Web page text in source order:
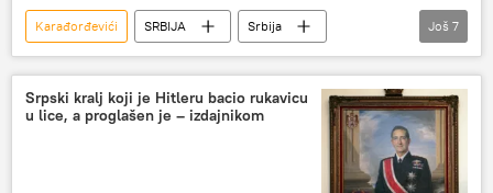
Karađorđevići SRBIJA
Srbija
Srbija – društvo
Rusija
Kultura
Kultura – vesti
Romanovi
Razvojni centar ruskog geografskog društva u Srbiji
Još 7
Srpski kralj koji je Hitleru bacio rukavicu
u lice, a proglašen je – izdajnikom